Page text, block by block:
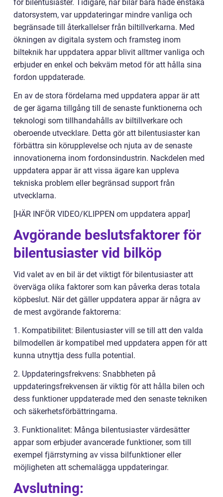
för bilentusiaster. Tidigare, när bilar bara hade enstaka
datorsystem, var uppdateringar mindre vanliga och
begränsade till återkallelser från biltillverkarna. Med
ökningen av digitala system och framsteg inom
bilteknik har uppdatera appar blivit alltmer vanliga och
erbjuder en enkel och bekväm metod för att hålla sina
fordon uppdaterade.
En av de stora fördelarna med uppdatera appar är att
de ger ägarna tillgång till de senaste funktionerna och
teknologi som tillhandahålls av biltillverkare och
oberoende utvecklare. Detta gör att bilentusiaster kan
förbättra sin körupplevelse och njuta av de senaste
innovationerna inom fordonsindustrin. Nackdelen med
uppdatera appar är att vissa ägare kan uppleva
tekniska problem eller begränsad support från
utvecklarna.
[HÄR INFÖR VIDEO/KLIPPEN om uppdatera appar]
Avgörande beslutsfaktorer för
bilentusiaster vid bilköp
Vid valet av en bil är det viktigt för bilentusiaster att
överväga olika faktorer som kan påverka deras totala
köpbeslut. När det gäller uppdatera appar är några av
de mest avgörande faktorerna:
1. Kompatibilitet: Bilentusiaster vill se till att den valda
bilmodellen är kompatibel med uppdatera appen för att
kunna utnyttja dess fulla potential.
2. Uppdateringsfrekvens: Snabbheten på
uppdateringsfrekvensen är viktig för att hålla bilen och
dess funktioner uppdaterade med den senaste tekniken
och säkerhetsförbättringarna.
3. Funktionalitet: Många bilentusiaster värdesätter
appar som erbjuder avancerade funktioner, som till
exempel fjärrstyrning av vissa bilfunktioner eller
möjligheten att schemalägga uppdateringar.
Avslutning: